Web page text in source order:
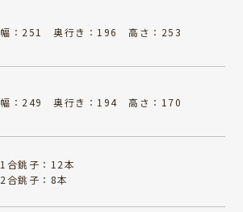
幅：251 奥行き：196 高さ：253
幅：249 奥行き：194 高さ：170
1合銚子：12本
2合銚子：8本